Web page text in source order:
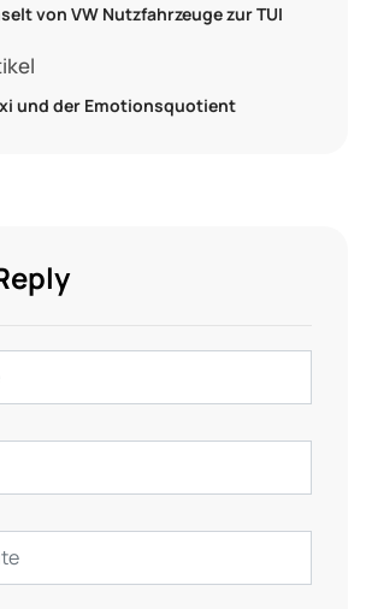
von VW Nutzfahrzeuge zur TUI
und der Emotionsquotient